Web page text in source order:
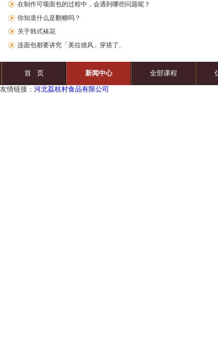
在制作可颂面包的过程中，会遇到哪些问题呢？
你知道什么是翻糖吗？
关于韩式裱花
连面包都要讲究「美拉德风」穿搭了..
全部课程
新闻中心
首 页
友情链接： 河北荔枝村食品有限公司